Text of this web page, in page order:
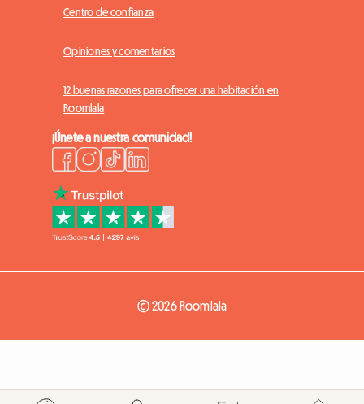
Centro de confianza
Opiniones y comentarios
12 buenas razones para ofrecer una habitación en
Roomlala
¡Únete a nuestra comunidad!
© 2026 Roomlala